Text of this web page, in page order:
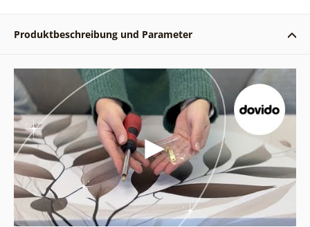
Produktbeschreibung und Parameter